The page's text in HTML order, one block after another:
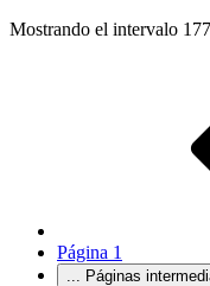
Mostrando el intervalo
Página 1
Páginas